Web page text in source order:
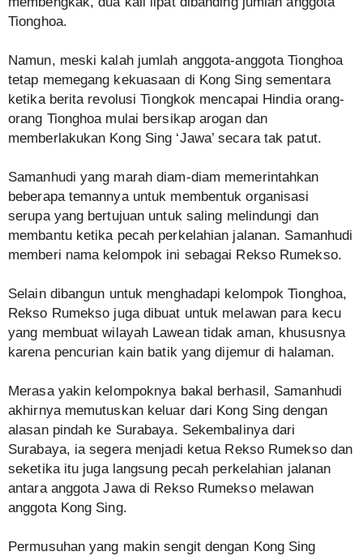
Tionghoa.
Namun, meski kalah jumlah anggota-anggota Tionghoa
tetap memegang kekuasaan di Kong Sing sementara
ketika berita revolusi Tiongkok mencapai Hindia orang-
orang Tionghoa mulai bersikap arogan dan
memberlakukan Kong Sing ‘Jawa’ secara tak patut.
Samanhudi yang marah diam-diam memerintahkan
beberapa temannya untuk membentuk organisasi
serupa yang bertujuan untuk saling melindungi dan
membantu ketika pecah perkelahian jalanan. Samanhudi
memberi nama kelompok ini sebagai Rekso Rumekso.
Selain dibangun untuk menghadapi kelompok Tionghoa,
Rekso Rumekso juga dibuat untuk melawan para kecu
yang membuat wilayah Lawean tidak aman, khususnya
karena pencurian kain batik yang dijemur di halaman.
Merasa yakin kelompoknya bakal berhasil, Samanhudi
akhirnya memutuskan keluar dari Kong Sing dengan
alasan pindah ke Surabaya. Sekembalinya dari
Surabaya, ia segera menjadi ketua Rekso Rumekso dan
seketika itu juga langsung pecah perkelahian jalanan
antara anggota Jawa di Rekso Rumekso melawan
anggota Kong Sing.
Permusuhan yang makin sengit dengan Kong Sing